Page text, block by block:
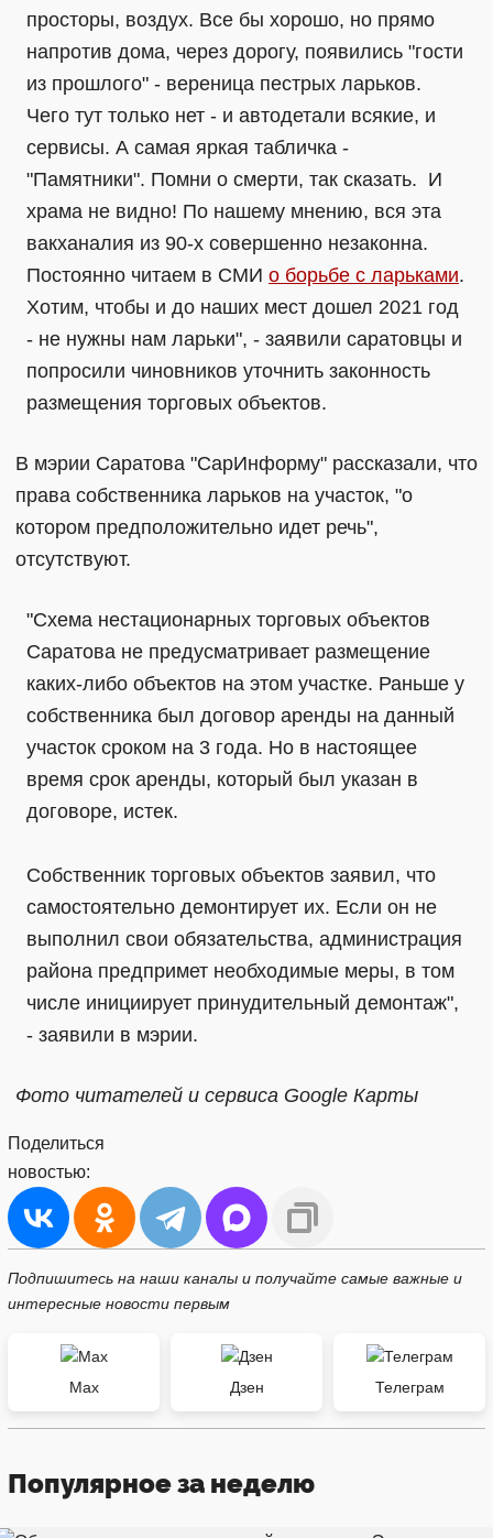
просторы, воздух. Все бы хорошо, но прямо
напротив дома, через дорогу, появились "гости
из прошлого" - вереница пестрых ларьков.
Чего тут только нет - и автодетали всякие, и
сервисы. А самая яркая табличка -
"Памятники". Помни о смерти, так сказать. И
храма не видно! По нашему мнению, вся эта
вакханалия из 90-х совершенно незаконна.
Постоянно читаем в СМИ о борьбе с ларьками.
Хотим, чтобы и до наших мест дошел 2021 год
- не нужны нам ларьки", - заявили саратовцы и
попросили чиновников уточнить законность
размещения торговых объектов.
В мэрии Саратова "СарИнформу" рассказали, что
права собственника ларьков на участок, "о
котором предположительно идет речь",
отсутствуют.
"Схема нестационарных торговых объектов
Саратова не предусматривает размещение
каких-либо объектов на этом участке. Раньше у
собственника был договор аренды на данный
участок сроком на 3 года. Но в настоящее
время срок аренды, который был указан в
договоре, истек.
Собственник торговых объектов заявил, что
самостоятельно демонтирует их. Если он не
выполнил свои обязательства, администрация
района предпримет необходимые меры, в том
числе инициирует принудительный демонтаж",
- заявили в мэрии.
Фото читателей и сервиса Google Карты
Поделиться
новостью:
Подпишитесь на наши каналы и получайте самые важные и
интересные новости первым
Max Дзен Телеграм
Популярное за неделю